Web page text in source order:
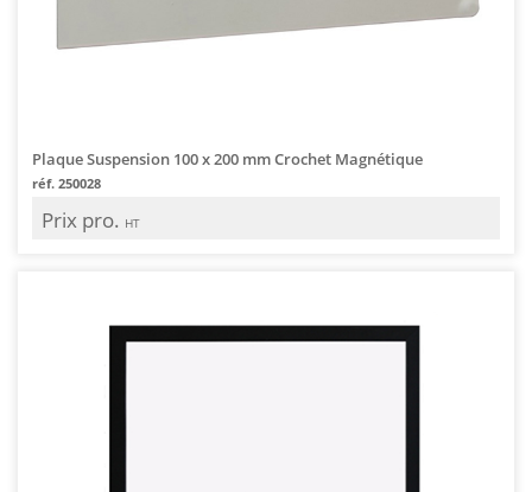
Plaque Suspension 100 x 200 mm Crochet Magnétique
réf. 250028
Prix pro. HT